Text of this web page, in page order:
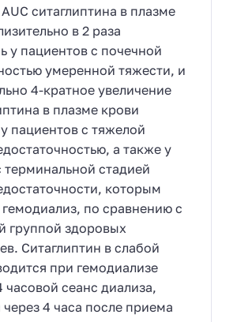
ситаглиптина в плазме
в 2 раза
у пациентов с почечной
умеренной тяжести, и
4-кратное увеличение
в плазме крови
пациентов с тяжелой
а также у
терминальной стадией
которым
по сравнению с
группой здоровых
Ситаглиптин в слабой
при гемодиализе
часовой сеанс диализа,
4 часа после приема